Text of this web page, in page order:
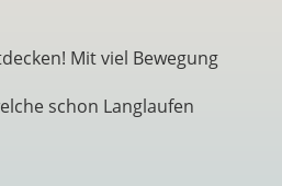
Mit viel Bewegung
schon Langlaufen